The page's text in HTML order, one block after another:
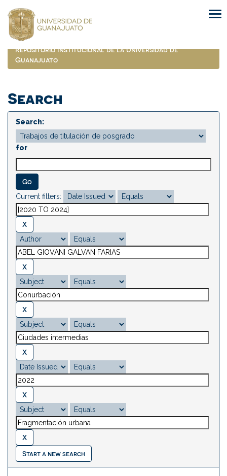
navigation
Repositorio Institucional de la Universidad de
Guanajuato
Search
Search:
for
Current filters:
Start a new search